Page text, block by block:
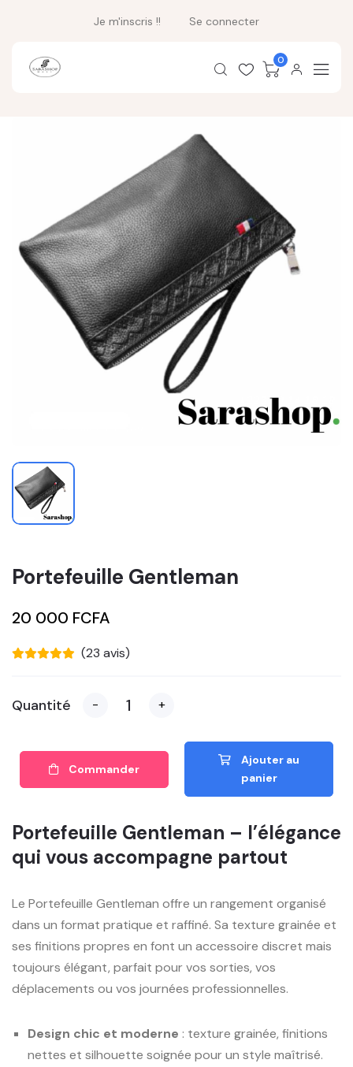
Je m'inscris !! Se connecter
0
Portefeuille Gentleman
20 000 FCFA
(23 avis)
Quantité - +
Commander
Ajouter au
panier
Portefeuille Gentleman – l’élégance
qui vous accompagne partout
Le Portefeuille Gentleman offre un rangement organisé
dans un format pratique et raffiné. Sa texture grainée et
ses finitions propres en font un accessoire discret mais
toujours élégant, parfait pour vos sorties, vos
déplacements ou vos journées professionnelles.
Design chic et moderne : texture grainée, finitions
nettes et silhouette soignée pour un style maîtrisé.